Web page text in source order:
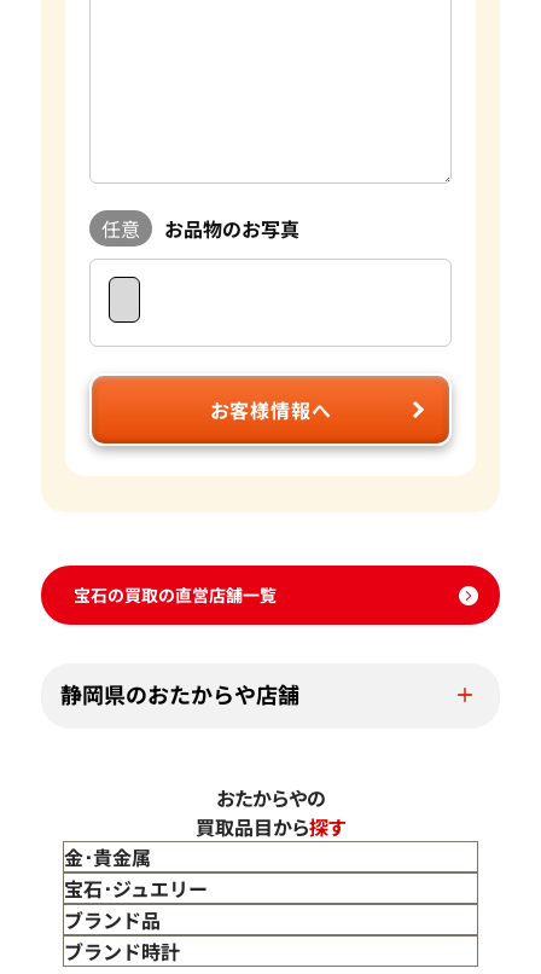
タッフやダイヤモンドテスターなどの専門の査定具を完備し
ているため、全国の店舗ですぐに正確な査定が可能です。 気
になるお品物がございましたら是非おたからやをご利用くだ
任意 お品物のお写真
お客様情報へ
宝石の買取の直営店舗一覧
静岡県のおたからや店舗
おたからやの
買取品目から探す
金･貴金属
金 買取
金のインゴット 買取
金のアクセサリー 買取
宝石･ジュエリー
宝石･ジュエリー買取
ダイヤモンド 買取
ブランド品
バッグ･小物 買取
ブランド時計